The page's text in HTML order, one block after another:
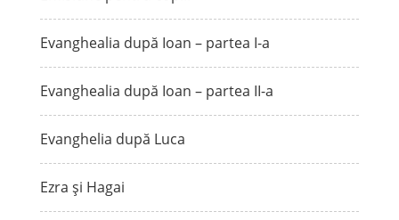
Evanghealia după Ioan – partea I-a
Evanghealia după Ioan – partea II-a
Evanghelia după Luca
Ezra și Hagai